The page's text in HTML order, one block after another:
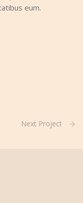
eum.
Next Project